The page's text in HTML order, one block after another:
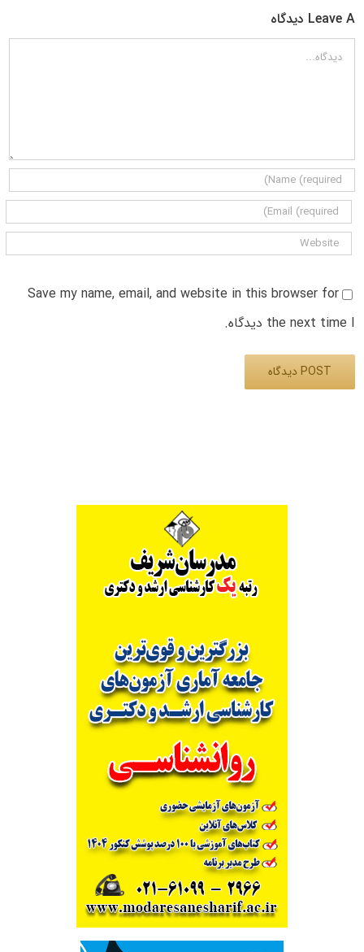
Leave A دیدگاه
دیدگاه
Save my name, email, and website in this browser for
the next time I دیدگاه.